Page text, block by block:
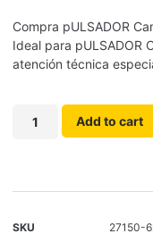
Compra pULSADOR
Ideal para pULSADOR
atención técnica
Add to cart
SKU
27150-